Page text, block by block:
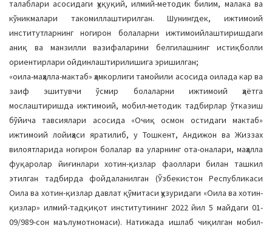
талаблари асосидаги ҳуқуқий, илмий-методик билим, малака ва
кўникмалари такомиллаштирилган. Шунингдек, ижтимоий
институтларнинг ногирон болаларни ижтимоийлаштиришдаги
аниқ ва манзилли вазифаларини белгилашнинг истиқболли
ориентирлари ойдинлаштирилишига эришилган;
«оила-маҳалла-мактаб» ҳамкорлиги тамойили асосида оилада кар ва
заиф эшитувчи ўсмир болаларни ижтимоий ҳаётга
мослаштиришда ижтимоий, мобил-методик тадбирлар ўтказиш
бўйича тавсиялари асосида «Очиқ осмон остидаги мактаб»
ижтимоий лойиҳаси яратилиб, у Тошкент, Андижон ва Жиззах
вилоятларида ногирон болалар ва уларнинг ота-оналари, маҳалла
фуқаролар йиғинлари хотин-қизлар фаоллари билан ташкил
этилган тадбирда фойдаланилган (Ўзбекистон Республикаси
Оила ва хотин-қизлар давлат қўмитаси ҳузуридаги «Оила ва хотин-
қизлар» илмий-тадқиқот институтининг 2022 йил 5 майдаги 01-
09/989-сон маълумотномаси). Натижада ишлаб чиқилган мобил-